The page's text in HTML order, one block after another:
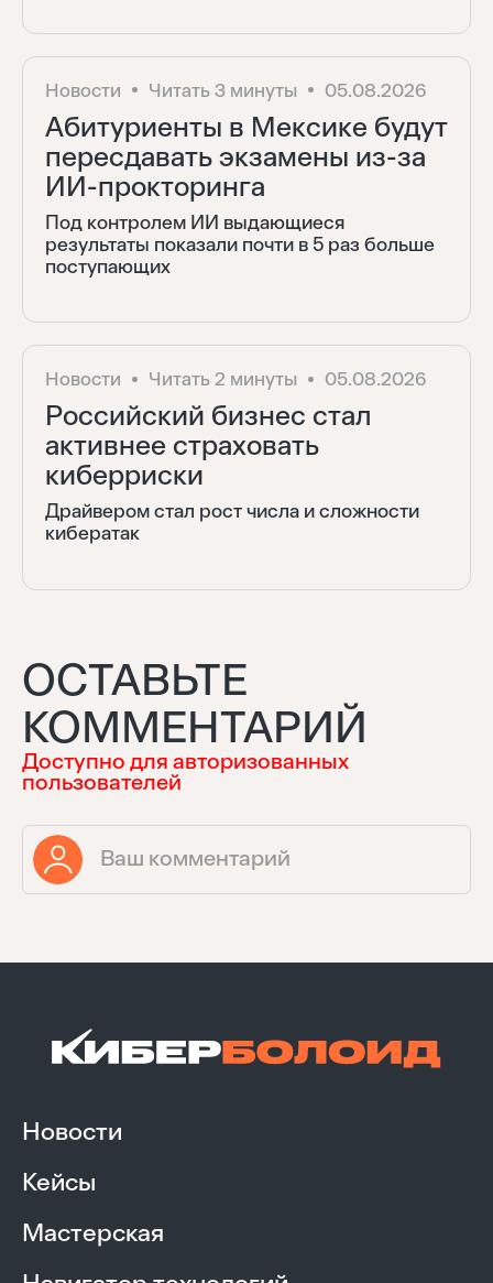
Новости Читать 3 минуты 05.08.2026
Абитуриенты в Мексике будут
пересдавать экзамены из-за
ИИ-прокторинга
Под контролем ИИ выдающиеся
результаты показали почти в 5 раз больше
поступающих
Новости Читать 2 минуты 05.08.2026
Российский бизнес стал
активнее страховать
киберриски
Драйвером стал рост числа и сложности
кибератак
ОСТАВЬТЕ
КОММЕНТАРИЙ
Доступно для авторизованных
пользователей
Новости
Кейсы
Мастерская